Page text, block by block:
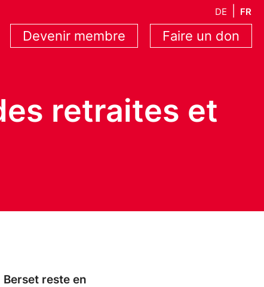
DE FR
Devenir membre Faire un don
retraites et
Berset reste en